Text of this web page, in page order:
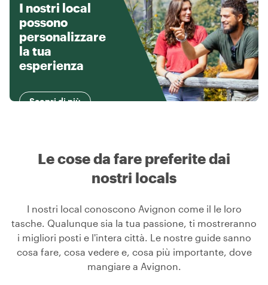
I nostri local
possono
personalizzare
la tua
esperienza
Scopri di più
Le cose da fare preferite dai
nostri locals
I nostri local conoscono Avignon come il le loro
tasche. Qualunque sia la tua passione, ti mostreranno
i migliori posti e l'intera città. Le nostre guide sanno
cosa fare, cosa vedere e, cosa più importante, dove
mangiare a Avignon.